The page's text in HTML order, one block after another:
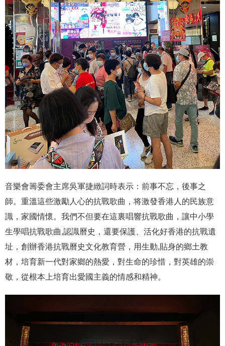
音樂會籌委會主席吳軍捷緻詞時表示：前事不忘，後事之
師。重溫這些激勵人心的抗戰歌曲，将激發香港人的民族意
識，家國情懷。我們不但要在這裏唱響抗戰歌曲，讓中小學
生學唱抗戰歌曲,認識曆史，還要保護、活化好香港的抗戰遺
址，創辦香港抗戰曆史文化教育營，用生動,貼身的鄉土教
材，培育新一代對家鄉的熱愛，對生命的珍惜，對英雄的崇
敬，從根本上培育出愛國主義的情感和精神。